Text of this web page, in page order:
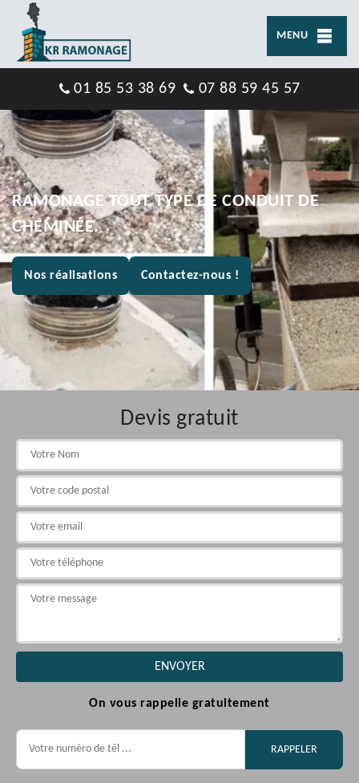
MENU
01 85 53 38 69 07 88 59 45 57
RAMONAGE TOUT TYPE DE CONDUIT DE
CHEMINÉE.
Nos réalisations Contactez-nous !
Devis gratuit
On vous rappelle gratuitement